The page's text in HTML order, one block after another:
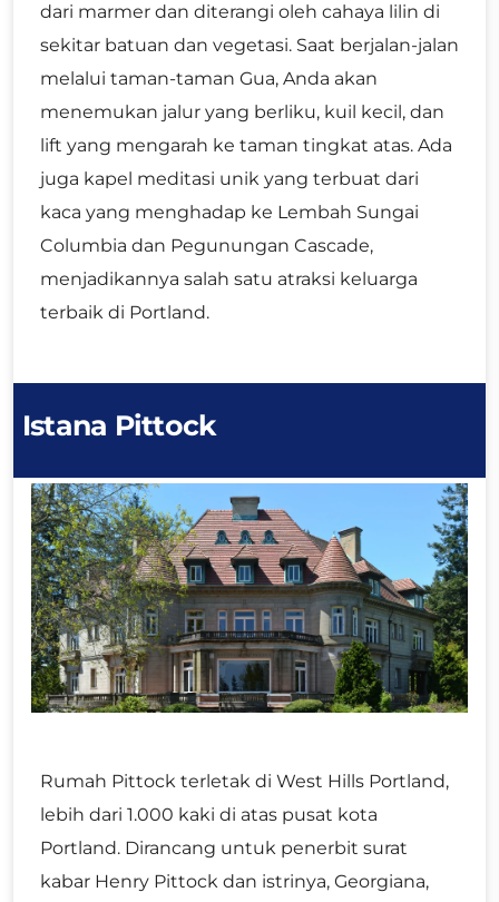
dari marmer dan diterangi oleh cahaya lilin di
sekitar batuan dan vegetasi. Saat berjalan-jalan
melalui taman-taman Gua, Anda akan
menemukan jalur yang berliku, kuil kecil, dan
lift yang mengarah ke taman tingkat atas. Ada
juga kapel meditasi unik yang terbuat dari
kaca yang menghadap ke Lembah Sungai
Columbia dan Pegunungan Cascade,
menjadikannya salah satu atraksi keluarga
terbaik di Portland.
Istana Pittock
Rumah Pittock terletak di West Hills Portland,
lebih dari 1.000 kaki di atas pusat kota
Portland. Dirancang untuk penerbit surat
kabar Henry Pittock dan istrinya, Georgiana,